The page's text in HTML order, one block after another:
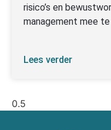
risico’s en
management mee te
Lees verder